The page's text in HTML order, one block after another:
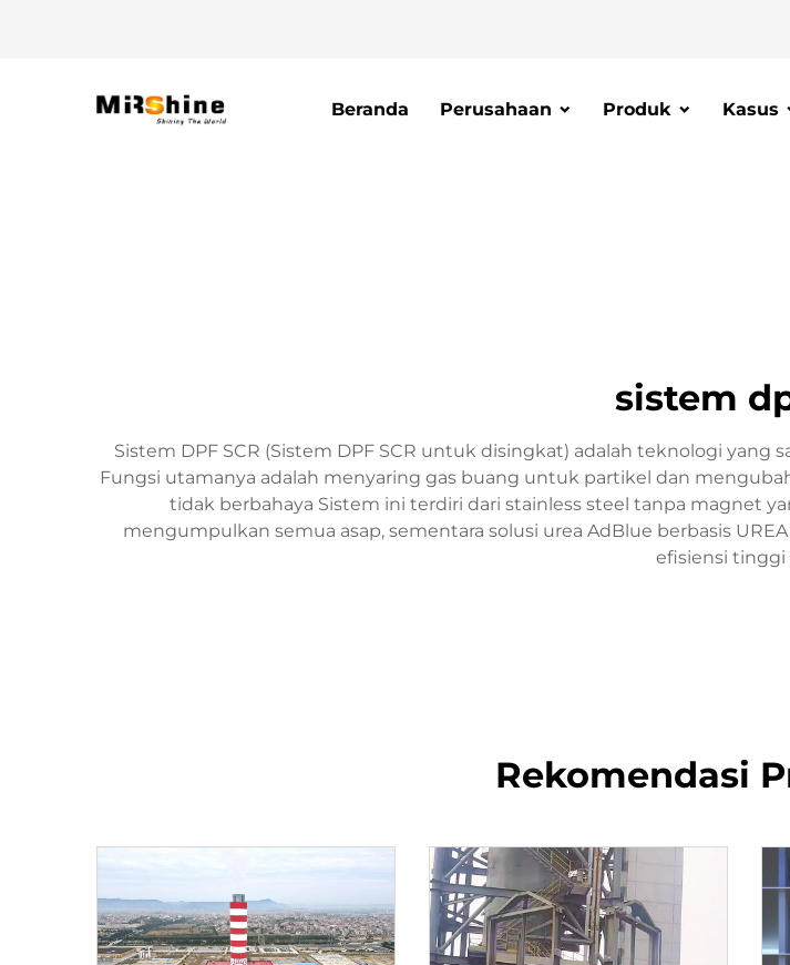
Beranda Perusahaan Produk Kasus
sistem
Sistem DPF SCR (Sistem DPF SCR untuk disingkat) adalah teknologi
Fungsi utamanya adalah menyaring gas buang untuk partikel dan
tidak berbahaya Sistem ini terdiri dari stainless steel tanpa magnet
mengumpulkan semua asap, sementara solusi urea AdBlue berbasis
efisiensi tinggi
Rekomendasi